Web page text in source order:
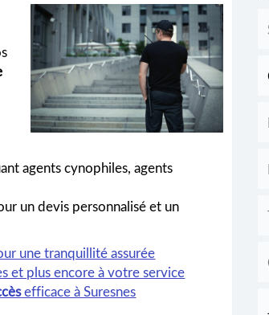
agents cynophiles, agents
un devis personnalisé et un
une tranquillité assurée
et plus encore à votre service
efficace à Suresnes